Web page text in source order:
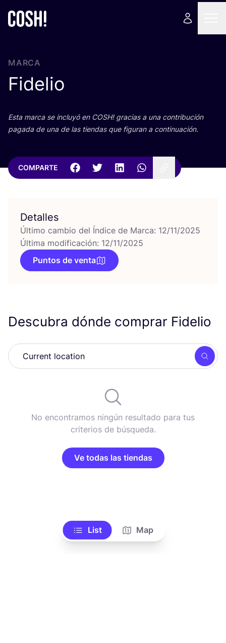
MARCA
Fidelio
Esta mar­ca se inclu­yó en COSH! gra­cias a una con­tri­bu­ción
paga­da de una de las tien­das que figu­ran a continuación.
COMPARTE
Detalles
Último cambio del Índice de Marca: 12/11/2025
Última modificación: 12/11/2025
Puntos de venta
Descubra dónde comprar Fidelio
No encontramos ningún resultado para tus
criterios de búsqueda.
Ve todas las tiendas
List Map